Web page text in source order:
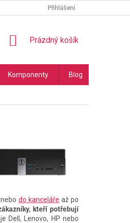
OSOBNÍCH ÚDAJŮ
Přihlášení
NÁKUPNÍ
Prázdný košík
Komponenty Blog
nebodo kanceláře až po
kteří potřebují
Dell, Lenovo, HP nebo